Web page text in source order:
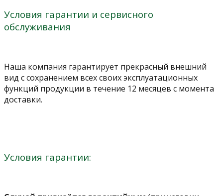
Условия гарантии и сервисного
обслуживания
Наша компания гарантирует прекрасный внешний
вид с сохранением всех своих эксплуатационных
функций продукции в течение 12 месяцев с момента
доставки.
Условия гарантии: